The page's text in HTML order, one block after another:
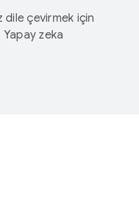
çevirmek için
zeka